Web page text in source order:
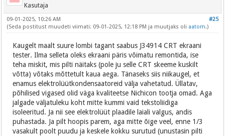
Kasutaja
#25
09-01-2025, 10:26 AM
(Seda postitust muudeti viimati: 09-01-2025, 12:18 PM ja muutjaks oli aatom.)
Kaugelt maalt suure lombi tagant saabus J34914 CRT ekraani
tester. Ilma selleta oleks ekraani päris võimatu remontida, ise
teha miskit, mis pilti näitaks (pole ju selle CRT skeeme kuskilt
võtta) võtaks mõttetult kaua aega. Tänaseks siis niikaugel, et
enamus elektrolüütkondensaatoreid välja vahetatud. Üllatav,
põhilised vigased olid väga kvaliteetse Nichicon tootja omad. Aga
jalgade väljatuleku koht mitte kummi vaid tekstoliidiga
isoleeritud. Ja nii see elektrolüüt plaadile laiali valgus, andis
puhastada. Ja pilt hoopis parem, aga mitte õige veel, enne 1/3
vasakult poolt puudu ja keskele kokku surutud (unustasin pilti